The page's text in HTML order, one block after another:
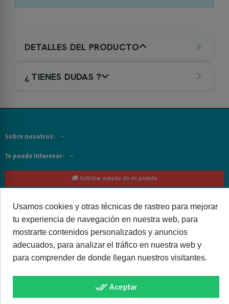
DETALLES DEL PRODUCTO
¿ TIENES DUDAS ?
Sobre nosotros:
Te puede interesar:
Solicitar estado de mi pedido
Contacta con nosotros:
Siguenos
Cancelar o devolver un pedido
Usamos cookies y otras técnicas de rastreo para mejorar
tu experiencia de navegación en nuestra web, para
mostrarte contenidos personalizados y anuncios
adecuados, para analizar el tráfico en nuestra web y
para comprender de donde llegan nuestros visitantes.
done_all Aceptar